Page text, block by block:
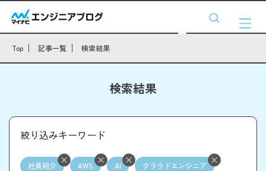
Top 記事一覧 検索結果
検索結果
絞り込みキーワード
社員紹介 AWS AI クラウドエンジニア